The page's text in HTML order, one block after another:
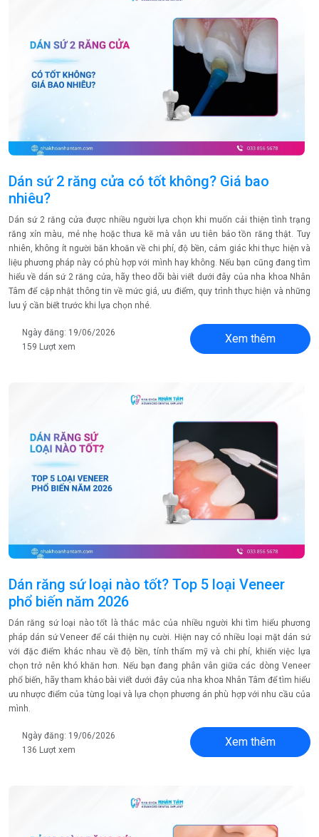
Dán sứ 2 răng cửa có tốt không? Giá bao
nhiêu?
Dán sứ 2 răng cửa được nhiều người lựa chọn khi muốn cải thiện tình trạng
răng xỉn màu, mẻ nhẹ hoặc thưa kẽ mà vẫn ưu tiên bảo tồn răng thật. Tuy
nhiên, không ít người băn khoăn về chi phí, độ bền, cảm giác khi thực hiện và
liệu phương pháp này có phù hợp với mình hay không. Nếu bạn cũng đang tìm
hiểu về dán sứ 2 răng cửa, hãy theo dõi bài viết dưới đây của nha khoa Nhân
Tâm để cập nhật thông tin về mức giá, ưu điểm, quy trình thực hiện và những
lưu ý cần biết trước khi lựa chọn nhé.
Ngày đăng: 19/06/2026
159 Lượt xem
Xem thêm
Dán răng sứ loại nào tốt? Top 5 loại Veneer
phổ biến năm 2026
Dán răng sứ loại nào tốt là thắc mắc của nhiều người khi tìm hiểu phương
pháp dán sứ Veneer để cải thiện nụ cười. Hiện nay có nhiều loại mặt dán sứ
với đặc điểm khác nhau về độ bền, tính thẩm mỹ và chi phí, khiến việc lựa
chọn trở nên khó khăn hơn. Nếu bạn đang phân vân giữa các dòng Veneer
phổ biến, hãy tham khảo bài viết dưới đây của nha khoa Nhân Tâm để tìm hiểu
ưu nhược điểm của từng loại và lựa chọn phương án phù hợp với nhu cầu của
mình.
Ngày đăng: 19/06/2026
136 Lượt xem
Xem thêm